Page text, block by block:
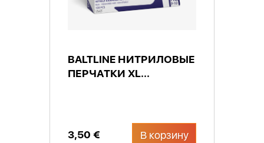
BALTLINE НИТРИЛОВЫЕ
ПЕРЧАТКИ XL...
3,50 € В корзину